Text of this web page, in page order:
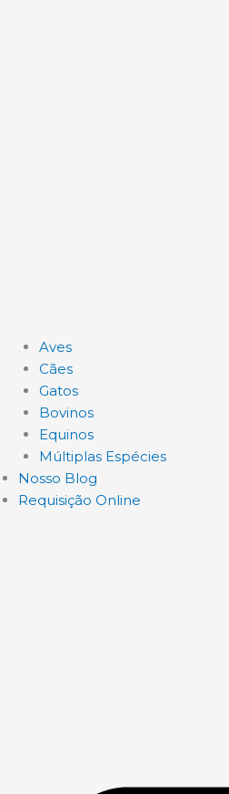
Aves
Cães
Gatos
Bovinos
Equinos
Múltiplas Espécies
Nosso Blog
Requisição Online